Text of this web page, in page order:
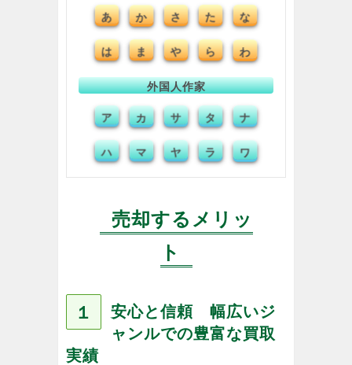
あ か さ た な
は ま や ら わ
外国人作家
ア カ サ タ ナ
ハ マ ヤ ラ ワ
売却するメリッ
ト
１
安心と信頼 幅広いジ
ャンルでの豊富な買取
実績